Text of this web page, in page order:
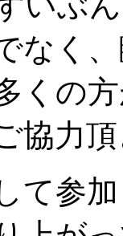
なく
くの
協力
て参